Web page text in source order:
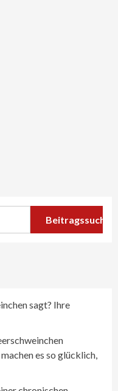
Beitragssuche
sagt? Ihre
es so glücklich,